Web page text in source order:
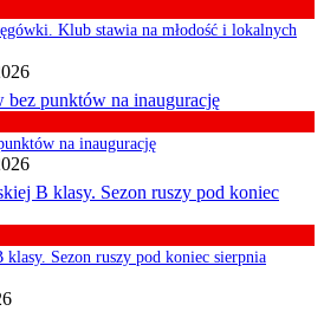
Klub stawia na młodość i lokalnych
na inaugurację
klasy. Sezon ruszy pod koniec sierpnia